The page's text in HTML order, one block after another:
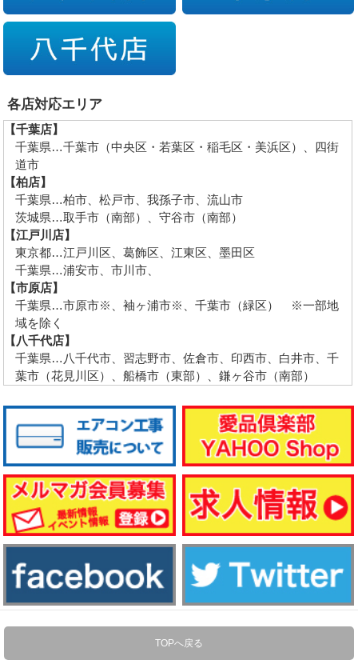
各店対応エリア
【千葉店】
千葉県…千葉市（中央区・若葉区・稲毛区・美浜区）、四街
道市
【柏店】
千葉県…柏市、松戸市、我孫子市、流山市
茨城県…取手市（南部）、守谷市（南部）
【江戸川店】
東京都…江戸川区、葛飾区、江東区、墨田区
千葉県…浦安市、市川市、
【市原店】
千葉県…市原市※、袖ヶ浦市※、千葉市（緑区） ※一部地
域を除く
【八千代店】
千葉県…八千代市、習志野市、佐倉市、印西市、白井市、千
葉市（花見川区）、船橋市（東部）、鎌ヶ谷市（南部）
TOPへ戻る